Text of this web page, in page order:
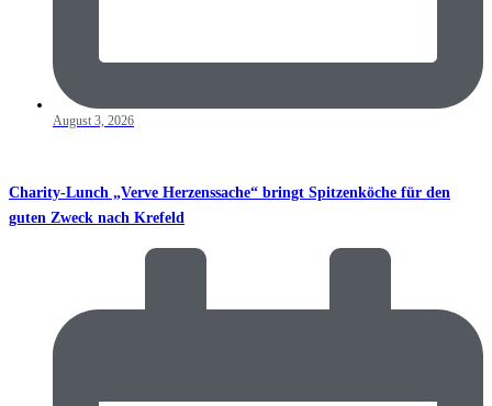
August 3, 2026
Charity-Lunch „Verve Herzenssache“ bringt Spitzenköche für den
guten Zweck nach Krefeld